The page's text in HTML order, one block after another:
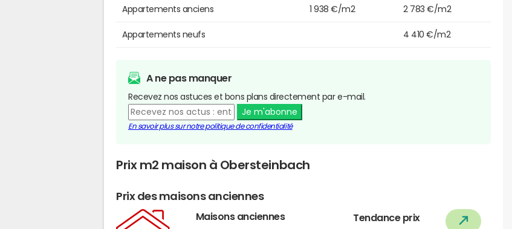
Appartements anciens 1 938 €/m2 2 783 €/m2
Appartements neufs 4 410 €/m2
A ne pas manquer
Recevez nos astuces et bons plans directement par e-mail.
Je m'abonne
En savoir plus sur notre politique de confidentialité
Prix m2 maison à Obersteinbach
Prix des maisons anciennes
Maisons anciennes Tendance prix